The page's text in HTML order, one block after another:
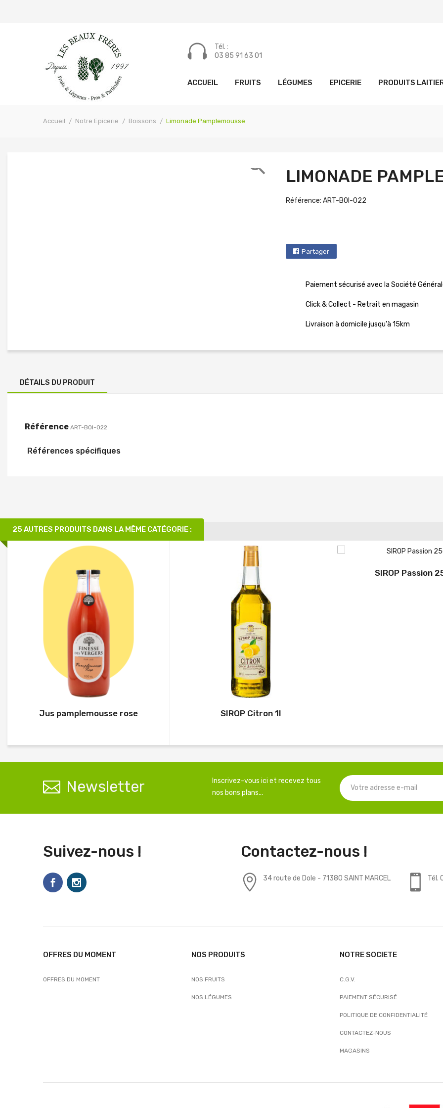
Tél. :
03 85 91 63 01
ACCUEIL FRUITS LÉGUMES EPICERIE PRODUITS
Accueil Notre Epicerie Boissons Limonade Pamplemousse
 LIMONADE
Référence: ART-BOI-022
Partager
Paiement sécurisé avec la Société
Click & Collect - Retrait en magasin
Livraison à domicile jusqu'à 15km
DÉTAILS DU PRODUIT
Référence ART-BOI-022
Références spécifiques
25 AUTRES PRODUITS DANS LA MÊME CATÉGORIE :
Jus pamplemousse rose SIROP Citron 1l
SIROP Passion
Newsletter
Inscrivez-vous ici et recevez tous
nos bons plans...
Suivez-nous ! Contactez-nous !
34 route de Dole - 71380 SAINT MARCEL Tél.
OFFRES DU MOMENT
OFFRES DU MOMENT
NOS PRODUITS
NOS FRUITS
NOS LÉGUMES
NOTRE SOCIETE
C.G.V.
PAIEMENT SÉCURISÉ
POLITIQUE DE CONFIDENTIALITÉ
CONTACTEZ-NOUS
MAGASINS